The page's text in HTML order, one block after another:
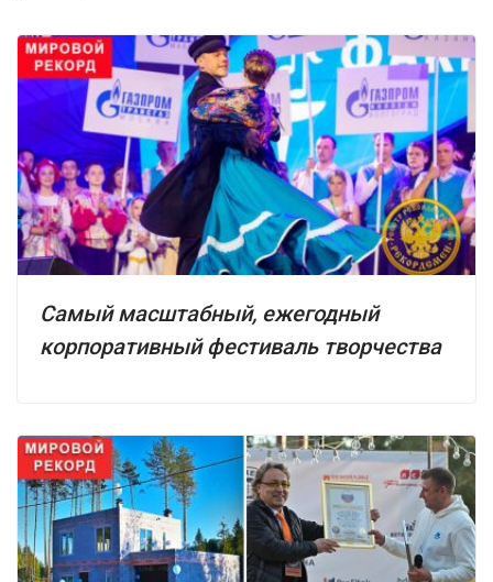
Самый масштабный, ежегодный
корпоративный фестиваль творчества